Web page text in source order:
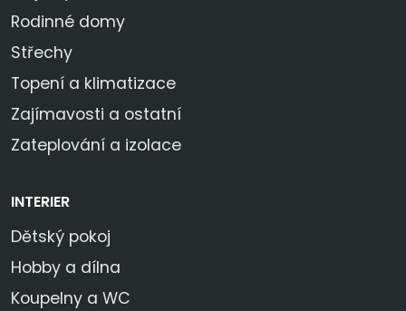
Rodinné domy
Střechy
Topení a klimatizace
Zajímavosti a ostatní
Zateplování a izolace
INTERIER
Dětský pokoj
Hobby a dílna
Koupelny a WC